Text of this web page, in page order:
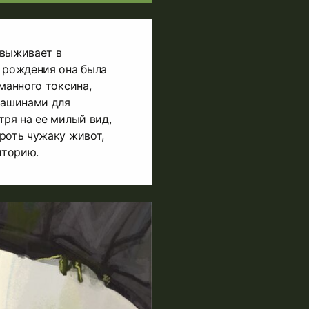
в
она была
токсина,
для
на ее милый вид,
чужаку живот,